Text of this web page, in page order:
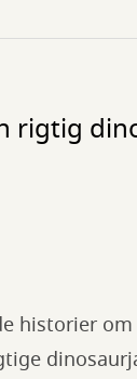
rigtig
historier